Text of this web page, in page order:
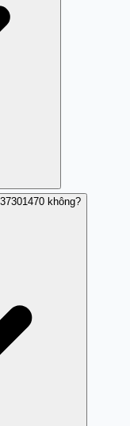
nhận các cuộc
không?